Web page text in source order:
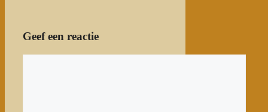
Geef een reactie